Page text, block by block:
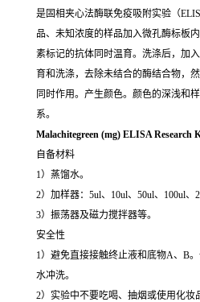
是固相夹心法酶联免疫吸附实验（
品、未知浓度的样品加入微孔酶标板
素标记的抗体同时温育。洗涤后，加
育和洗涤，去除未结合的酶结合物，
同时作用。产生颜色。颜色的深浅和
系。
Malachitegreen (mg) ELISA Research
自备材料
1）蒸馏水。
2）加样器：5ul、10ul、50ul、100ul、
3）振荡器及磁力搅拌器等。
安全性
1）避免直接接触终止液和底物A、B
水冲洗。
2）实验中不要吃喝、抽烟或使用化妆